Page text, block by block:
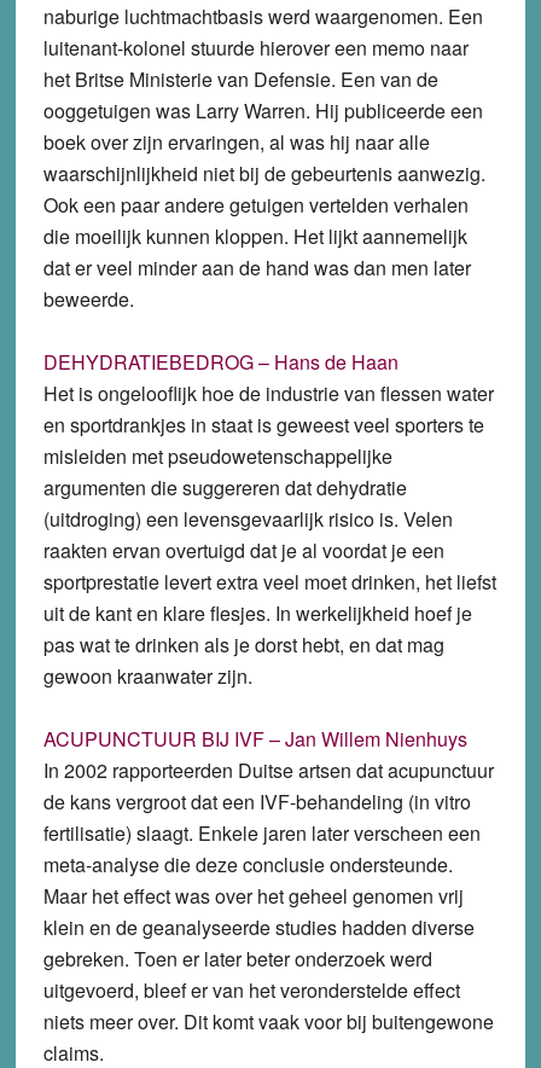
naburige luchtmachtbasis werd waargenomen. Een
luitenant-kolonel stuurde hierover een memo naar
het Britse Ministerie van Defensie. Een van de
ooggetuigen was Larry Warren. Hij publiceerde een
boek over zijn ervaringen, al was hij naar alle
waarschijnlijkheid niet bij de gebeurtenis aanwezig.
Ook een paar andere getuigen vertelden verhalen
die moeilijk kunnen kloppen. Het lijkt aannemelijk
dat er veel minder aan de hand was dan men later
beweerde.
DEHYDRATIEBEDROG – Hans de Haan
Het is ongelooflijk hoe de industrie van flessen water
en sportdrankjes in staat is geweest veel sporters te
misleiden met pseudowetenschappelijke
argumenten die suggereren dat dehydratie
(uitdroging) een levensgevaarlijk risico is. Velen
raakten ervan overtuigd dat je al voordat je een
sportprestatie levert extra veel moet drinken, het liefst
uit de kant en klare flesjes. In werkelijkheid hoef je
pas wat te drinken als je dorst hebt, en dat mag
gewoon kraanwater zijn.
ACUPUNCTUUR BIJ IVF – Jan Willem Nienhuys
In 2002 rapporteerden Duitse artsen dat acupunctuur
de kans vergroot dat een IVF-behandeling (in vitro
fertilisatie) slaagt. Enkele jaren later verscheen een
meta-analyse die deze conclusie ondersteunde.
Maar het effect was over het geheel genomen vrij
klein en de geanalyseerde studies hadden diverse
gebreken. Toen er later beter onderzoek werd
uitgevoerd, bleef er van het veronderstelde effect
niets meer over. Dit komt vaak voor bij buitengewone
claims.